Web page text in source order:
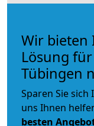
Wir bieten
Lösung
Tübingen
Sparen Sie
uns Ihnen
besten